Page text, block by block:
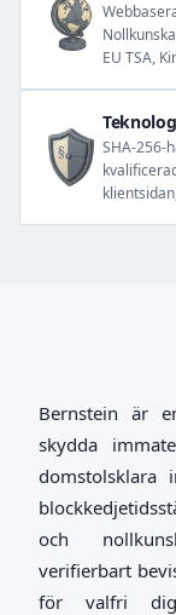
EU TSA,
SHA-256-
Bernstein är
skydda
domstolsklara
och
verifierbart
för valfri